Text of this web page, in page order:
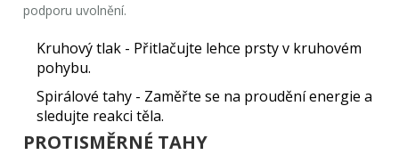
podporu uvolnění.
Kruhový tlak - Přitlačujte lehce prsty v kruhovém
pohybu.
Spirálové tahy - Zaměřte se na proudění energie a
sledujte reakci těla.
PROTISMĚRNÉ TAHY